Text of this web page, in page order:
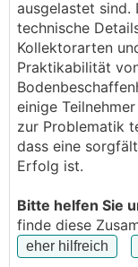
mich war das
im Kopf immer,
eine
umsteigen (Luft
Aus
ersten Schritte
erstes würde ich
habe ich
gemacht wurden
uns die Rufe
Rasens laut
ja auch gleich
ausgelastet sind.
technische
Kollektorarten
Praktikabilität
einige
zur Problematik
dass eine
Erfolg ist.
Bitte helfen Sie
finde diese